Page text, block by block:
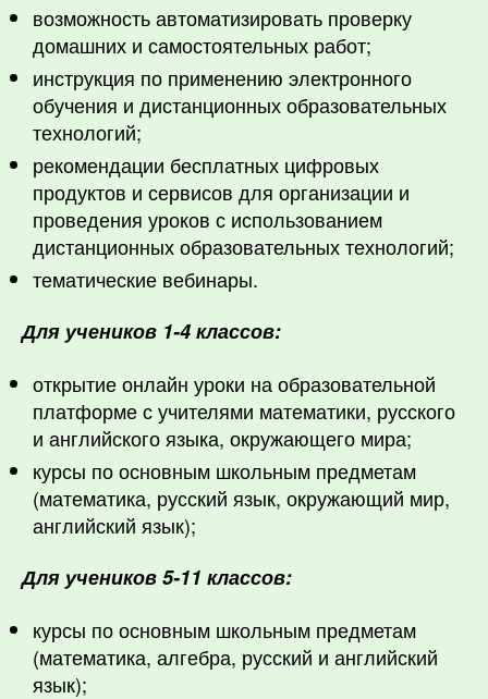
возможность автоматизировать проверку
домашних и самостоятельных работ;
инструкция по применению электронного
обучения и дистанционных образовательных
технологий;
рекомендации бесплатных цифровых
продуктов и сервисов для организации и
проведения уроков с использованием
дистанционных образовательных технологий;
тематические вебинары.
Для учеников 1-4 классов:
открытие онлайн уроки на образовательной
платформе с учителями математики, русского
и английского языка, окружающего мира;
курсы по основным школьным предметам
(математика, русский язык, окружающий мир,
английский язык);
Для учеников 5-11 классов:
курсы по основным школьным предметам
(математика, алгебра, русский и английский
язык);